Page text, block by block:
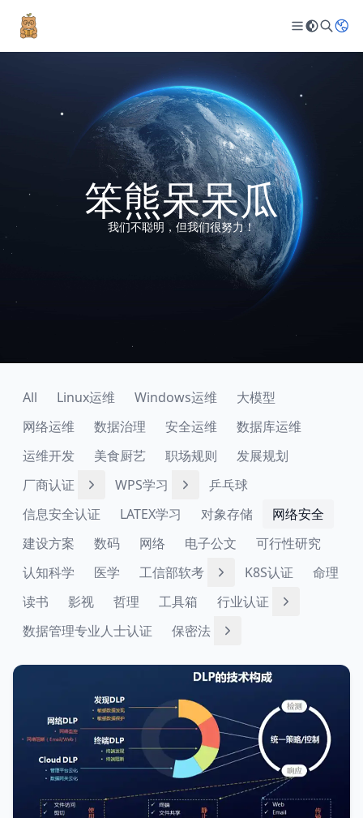
笨熊呆呆瓜
我们不聪明，但我们很努力！
All Linux运维 Windows运维
大模型
网络运维
数据治理 安全运维
数据库运维
运维开发
美食厨艺 职场规则
发展规划
厂商认证
WPS学习
乒乓球
信息安全认证
LATEX学习 对象存储
网络安全
建设方案
数码 网络 电子公文
可行性研究
认知科学
医学 工信部软考 K8S认证
命理
读书
影视 哲理 工具箱
行业认证
数据管理专业人士认证
保密法